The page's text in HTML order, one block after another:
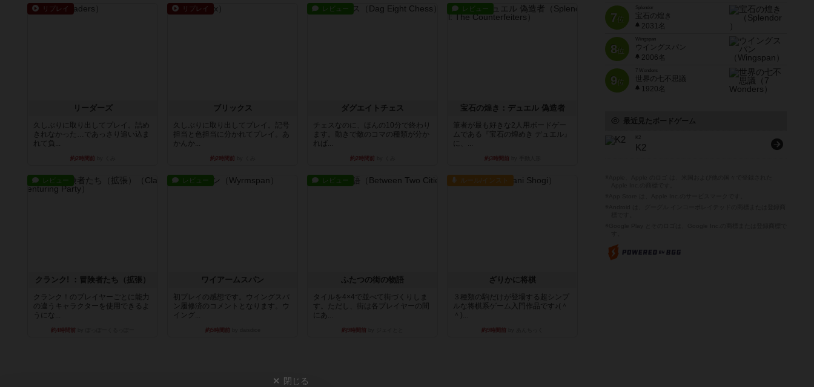
リプレイ
リーダーズ
久しぶりに取り出してプレイ。詰め
きれなかった…であっさり追い込ま
れて負...
約2時間前
リプレイ
ブリックス
久しぶりに取り出してプレイ。記号
担当と色担当に分かれてプレイ。あ
かんか...
約2時間前
レビュー
ダグエイトチェス
チェスなのに、ほんの10分で終わり
ます。動きで敵のコマの種類が分か
れば...
約2時間前
レビュー
宝石の煌き：デュエル 偽造者
筆者が最も好きな2人用ボードゲー
ムである『宝石の煌めき デュエル』
に、...
約3時間前
レビュー
クランク! ：冒険者たち（拡張）
クランク！のプレイヤーごとに能力
の違うキャラクターを使用できるよ
うにな...
約4時間前
レビュー
ワイアームスパン
初プレイの感想です。ウイングスパ
ン履修済のコメントとなります。ウ
イング...
約5時間前
レビュー
ふたつの街の物語
タイルを4×4で並べて街づくりしま
す。ただし、街は各プレイヤーの間
にあ...
約9時間前
ルール/インスト
ざりかに将棋
３種類の駒だけが登場する超シンプ
ルな将棋系ゲーム入門作品です♪(＾
＾)...
約9時間前
7位
宝石の煌き
2031名
8位
Wingspan
ウイングスパン
2006名
9位
7 Wonders
世界の七不思議
1920名
最近見たボードゲーム
K2
K2
閉じる